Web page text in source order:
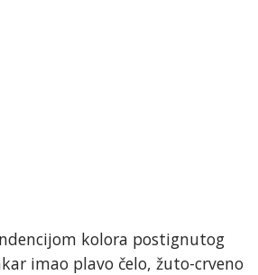
kolora postignutog
imao plavo čelo, žuto-crveno